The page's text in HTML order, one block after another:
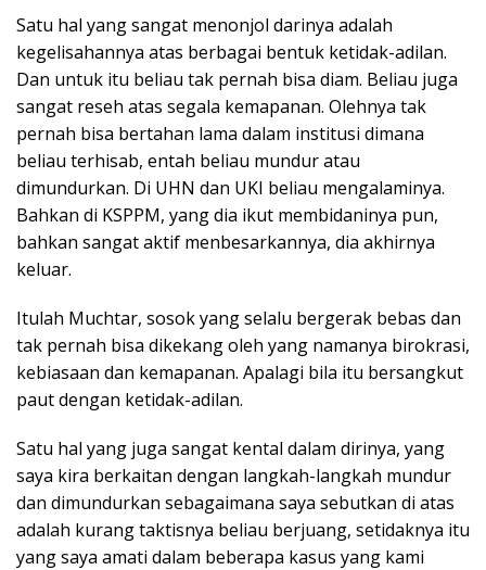
Satu hal yang sangat menonjol darinya adalah
kegelisahannya atas berbagai bentuk ketidak-adilan.
Dan untuk itu beliau tak pernah bisa diam. Beliau juga
sangat reseh atas segala kemapanan. Olehnya tak
pernah bisa bertahan lama dalam institusi dimana
beliau terhisab, entah beliau mundur atau
dimundurkan. Di UHN dan UKI beliau mengalaminya.
Bahkan di KSPPM, yang dia ikut membidaninya pun,
bahkan sangat aktif menbesarkannya, dia akhirnya
keluar.
Itulah Muchtar, sosok yang selalu bergerak bebas dan
tak pernah bisa dikekang oleh yang namanya birokrasi,
kebiasaan dan kemapanan. Apalagi bila itu bersangkut
paut dengan ketidak-adilan.
Satu hal yang juga sangat kental dalam dirinya, yang
saya kira berkaitan dengan langkah-langkah mundur
dan dimundurkan sebagaimana saya sebutkan di atas
adalah kurang taktisnya beliau berjuang, setidaknya itu
yang saya amati dalam beberapa kasus yang kami